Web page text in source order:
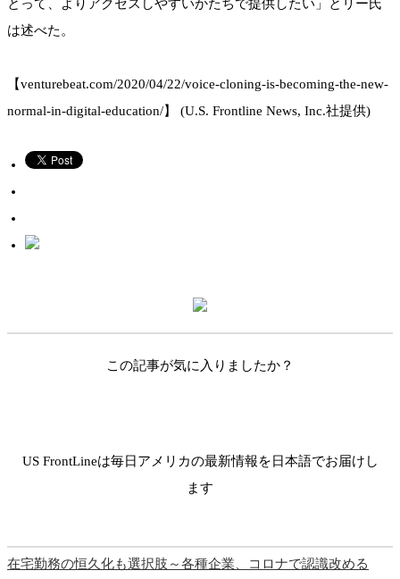
とって、よりアクセスしやすいかたちで提供したい」とリー氏
は述べた。
【venturebeat.com/2020/04/22/voice-cloning-is-becoming-the-new-
normal-in-digital-education/】 (U.S. Frontline News, Inc.社提供)
この記事が気に入りましたか？
US FrontLineは毎日アメリカの最新情報を日本語でお届けし
ます
在宅勤務の恒久化も選択肢～各種企業、コロナで認識改める